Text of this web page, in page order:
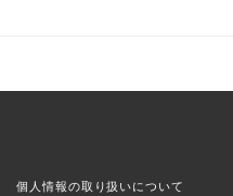
個人情報の取り扱いについて